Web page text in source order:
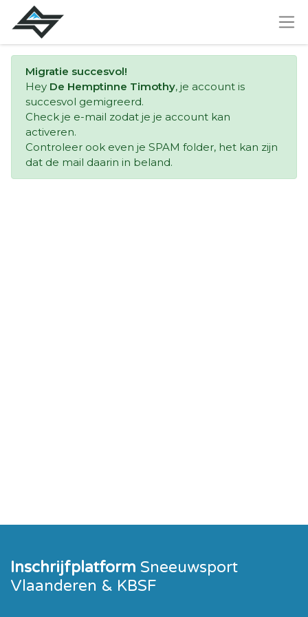
Migratie succesvol!
Hey De Hemptinne Timothy, je account is
succesvol gemigreerd.
Check je e-mail zodat je je account kan
activeren.
Controleer ook even je SPAM folder, het kan zijn
dat de mail daarin in beland.
Inschrijfplatform Sneeuwsport
Vlaanderen & KBSF